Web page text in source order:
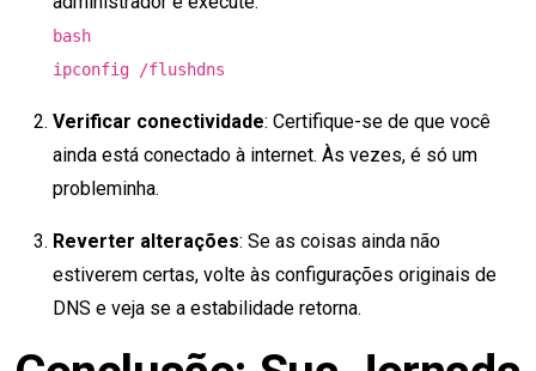
bash
ipconfig /flushdns
Verificar conectividade: Certifique-se de que você
ainda está conectado à internet. Às vezes, é só um
probleminha.
Reverter alterações: Se as coisas ainda não
estiverem certas, volte às configurações originais de
DNS e veja se a estabilidade retorna.